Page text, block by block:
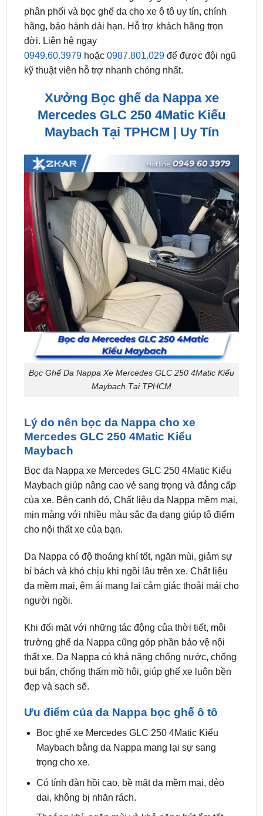
đời. Liên hệ ngay
0949.60.3979hoặc 0987.801.029để được đội ngũ
kỹ thuật viên hỗ trợ nhanh chóng nhất.
Xưởng Bọc ghế da Nappa xe
Maybach Tại TPHCM | Uy Tín
Bọc Ghế Da Nappa Xe Mercedes GLC 250 4Matic Kiểu
Maybach Tại TPHCM
Lý do nên bọc da Nappa cho xe
Maybach
Bọc da Nappa xe Mercedes GLC 250 4Matic Kiểu
Maybach giúp nâng cao vẻ sang trọng và đẳng cấp
của xe. Bên cạnh đó, Chất liệu da Nappa mềm mại,
mịn màng với nhiều màu sắc đa dạng giúp tô điểm
cho nội thất xe của bạn.
Da Nappa có độ thoáng khí tốt, ngăn mùi, giảm sự
da mềm mại, êm ái mang lại cảm giác thoải mái cho
người ngồi.
Khi đối mặt với những tác động của thời tiết, môi
thất xe. Da Nappa có khả năng chống nước, chống
bụi bẩn, chống thấm mồ hôi, giúp ghế xe luôn bền
đẹp và sạch sẽ.
Ưu điểm của da Nappa bọc ghế ô tô
Maybach bằng da Nappa mang lại sự sang
trọng cho xe.
Có tính đàn hồi cao, bề mặt da mềm mại, dẻo
dai, không bị nhăn rách.
Thoáng khí, ngăn mùi và khả năng hút ẩm tốt.